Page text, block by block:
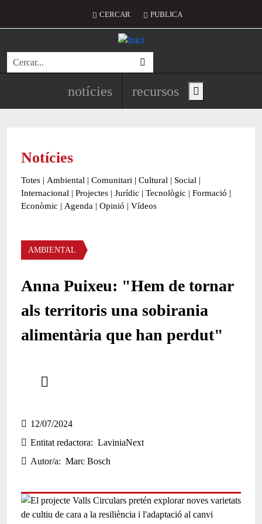
Menú del compte d'usuari
CERCAR PUBLICA
Cerca
Navegació principal de
notícies recursos Show main menu
Notícies
Totes | Ambiental | Comunitari | Cultural | Social |
Internacional | Projectes | Jurídic | Tecnològic | Formació |
Econòmic | Agenda | Opinió | Vídeos
Àmbit de la notícia
AMBIENTAL
Anna Puixeu: "Hem de tornar
als territoris una sobirania
alimentària que han perdut"
12/07/2024
Entitat redactora
LaviniaNext
Autor/a
Marc Bosch